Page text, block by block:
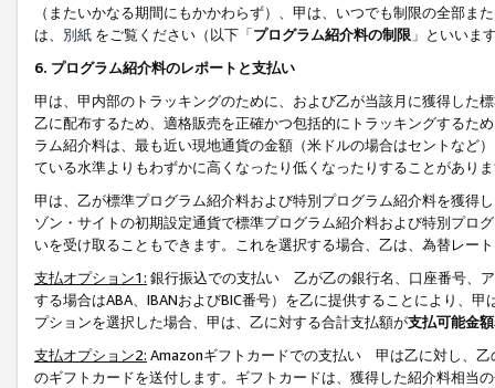
（またいかなる期間にもかかわらず）、甲は、いつでも制限の全部
は、 別紙 をご覧ください（以下「プログラム紹介料の制限 」といいま
6. プログラム紹介料のレポートと支払い
甲は、甲内部のトラッキングのために、および乙が当該月に獲得した
乙に配布するため、適格販売を正確かつ包括的にトラッキングするた
ラム紹介料は、最も近い現地通貨の金額（米ドルの場合はセントなど
ている水準よりもわずかに高くなったり低くなったりすることがあり
甲は、乙が標準プログラム紹介料および特別プログラム紹介料を獲得
ゾン・サイトの初期設定通貨で標準プログラム紹介料および特別プロ
いを受け取ることもできます。これを選択する場合、乙は、為替レー
支払オプション1: 銀行振込での支払い 乙が乙の銀行名、口座番号、
する場合はABA、IBANおよびBIC番号）を乙に提供することにより、
プションを選択した場合、甲は、乙に対する合計支払額が支払可能金
支払オプション2: Amazonギフトカードでの支払い 甲は乙に対し、乙
のギフトカードを送付します。ギフトカードは、獲得した紹介料相当